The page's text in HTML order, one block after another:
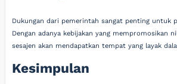
Dukungan dari pemerintah sangat penting untuk
Dengan adanya kebijakan yang mempromosikan
sesajen akan mendapatkan tempat yang layak
Kesimpulan